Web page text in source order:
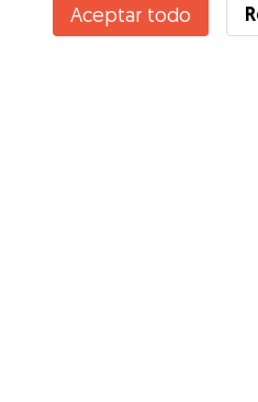
¿Conoces los
Aceptar todo